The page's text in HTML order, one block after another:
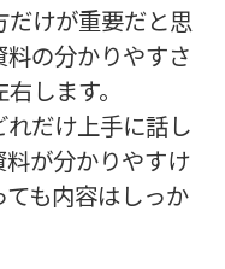
けが重要だと思
の分かりやすさ
します。
だけ上手に話し
が分かりやすけ
も内容はしっか